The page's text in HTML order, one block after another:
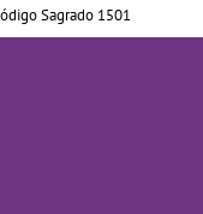
Sagrado 1501